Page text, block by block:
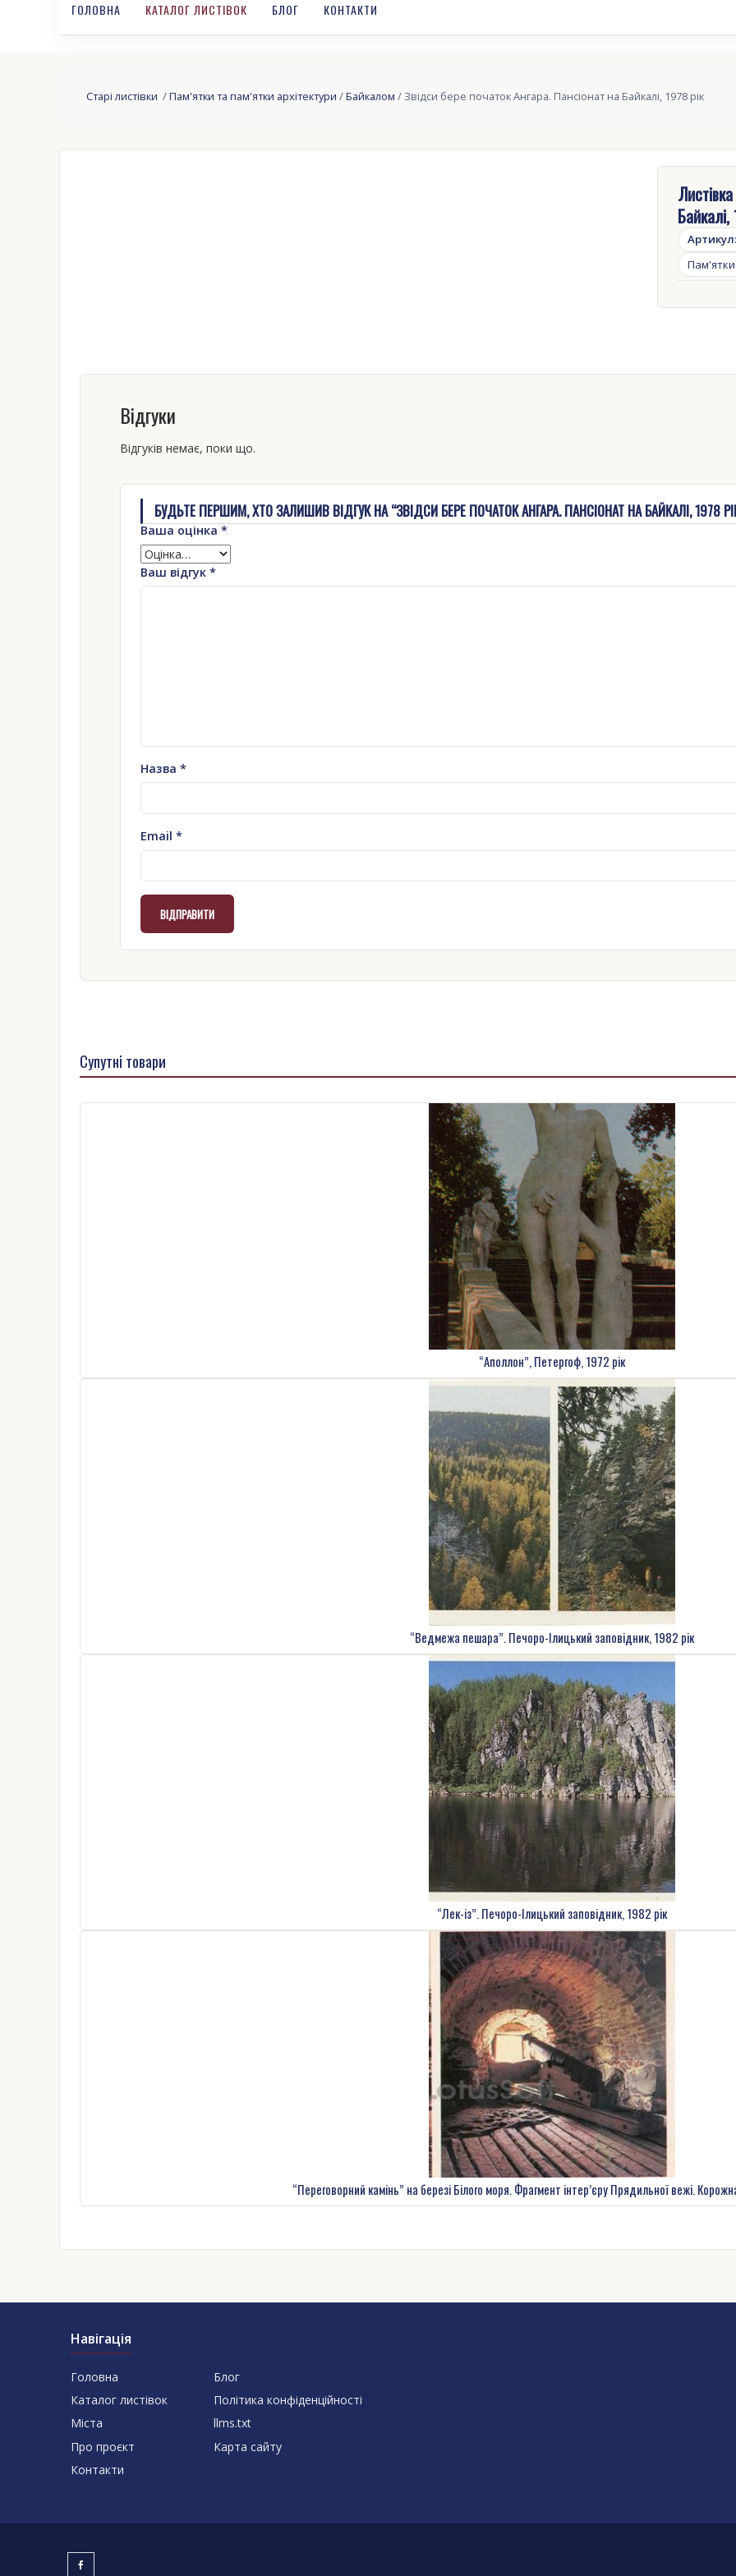
ГОЛОВНА КАТАЛОГ ЛИСТІВОК БЛОГ КОНТАКТИ
Старі листівки /Пам'ятки та пам'ятки архітектури /Байкалом / Звідси бере початок Ангара. Пансіонат на Байкалі, 1978 рік
Байкалі,
Артикул:
Пам'ятки
Відгуки
Відгуків немає, поки що.
БУДЬТЕ ПЕРШИМ, ХТО ЗАЛИШИВ ВІДГУК НА “ЗВІДСИ БЕРЕ ПОЧАТОК АНГАРА. ПАНСІОНАТ НА БАЙКАЛІ, 1978
Ваша оцінка *
Ваш відгук *
Назва *
Email *
Супутні товари
“Аполлон”, Петергоф, 1972 рік
“Ведмежа пешара”. Печоро-Ілицький заповідник, 1982 рік
“Лек-із”. Печоро-Ілицький заповідник, 1982 рік
“Переговорний камінь” на березі Білого моря. Фрагмент інтер’єру Прядильної вежі.
Навігація
Головна
Каталог листівок
Міста
Про проєкт
Контакти
Блог
Політика конфіденційності
llms.txt
Карта сайту